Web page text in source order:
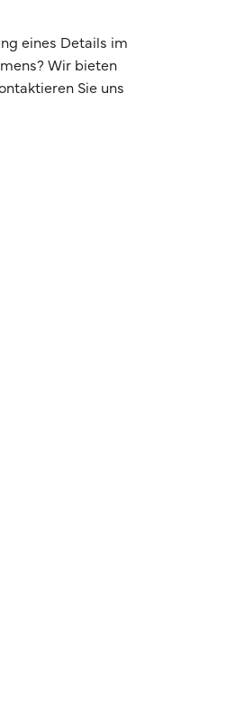
eines Details im
Wir bieten
Sie uns